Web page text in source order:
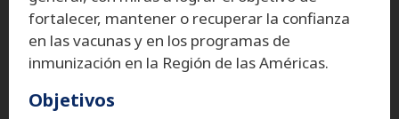
fortalecer, mantener o recuperar la confianza
en las vacunas y en los programas de
inmunización en la Región de las Américas.
Objetivos